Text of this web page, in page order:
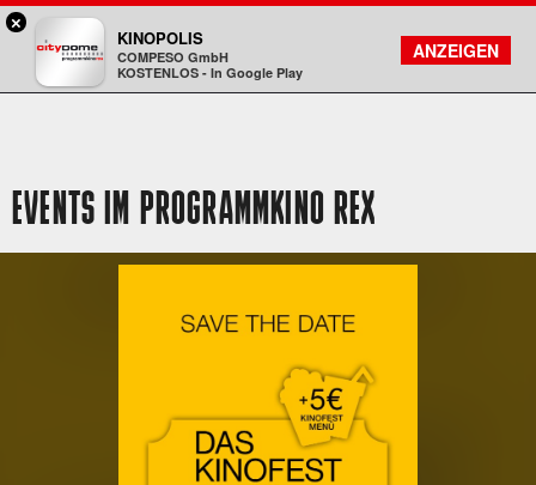
Kinopolis
FILMSUCHE
KONTO
EVENTS IM PROGRAMMKINO REX
×
KINOPOLIS
COMPESO GmbH
KOSTENLOS - In Google Play
ANZEIGEN